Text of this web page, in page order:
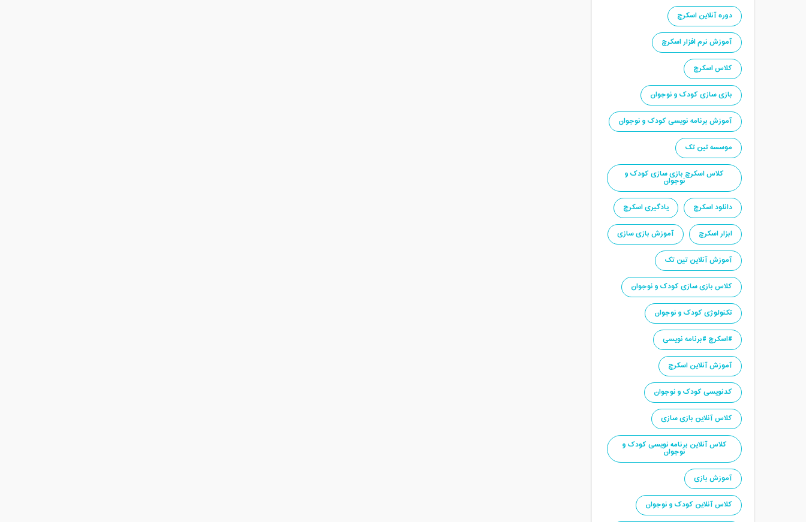
دوره آنلاین اسکرچ
آموزش نرم افزار اسکرچ
کلاس اسکرچ
بازی سازی کودک و نوجوان
آموزش برنامه نویسی کودک و نوجوان
موسسه تین تک
کلاس اسکرچ بازی سازی کودک و
نوجوان
دانلود اسکرچ
یادگیری اسکرچ
ابزار اسکرچ
آموزش بازی سازی
آموزش آنلاین تین تک
کلاس بازی سازی کودک و نوجوان
تکنولوژی کودک و نوجوان
#اسکرچ #برنامه نویسی
آموزش آنلاین اسکرچ
کدنویسی کودک و نوجوان
کلاس آنلاین بازی سازی
کلاس آنلاین برنامه نویسی کودک و
نوجوان
آموزش بازی
کلاس آنلاین کودک و نوجوان